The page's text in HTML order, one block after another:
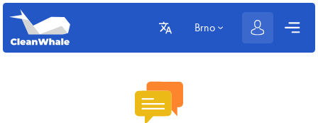
Brno